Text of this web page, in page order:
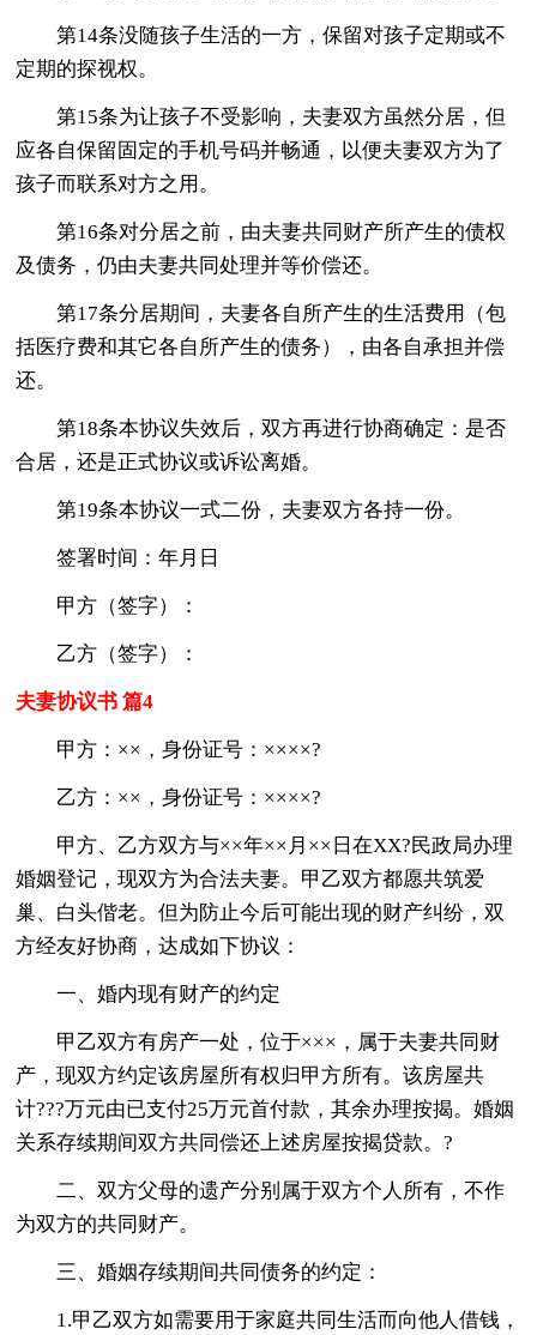
第14条没随孩子生活的一方，保留对孩子定期或不
定期的探视权。
第15条为让孩子不受影响，夫妻双方虽然分居，但
应各自保留固定的手机号码并畅通，以便夫妻双方为了
孩子而联系对方之用。
第16条对分居之前，由夫妻共同财产所产生的债权
及债务，仍由夫妻共同处理并等价偿还。
第17条分居期间，夫妻各自所产生的生活费用（包
括医疗费和其它各自所产生的债务），由各自承担并偿
还。
第18条本协议失效后，双方再进行协商确定：是否
合居，还是正式协议或诉讼离婚。
第19条本协议一式二份，夫妻双方各持一份。
签署时间：年月日
甲方（签字）：
乙方（签字）：
夫妻协议书 篇4
甲方：××，身份证号：××××?
乙方：××，身份证号：××××?
甲方、乙方双方与××年××月××日在XX?民政局办理
婚姻登记，现双方为合法夫妻。甲乙双方都愿共筑爱
巢、白头偕老。但为防止今后可能出现的财产纠纷，双
方经友好协商，达成如下协议：
一、婚内现有财产的约定
甲乙双方有房产一处，位于×××，属于夫妻共同财
产，现双方约定该房屋所有权归甲方所有。该房屋共
计???万元由已支付25万元首付款，其余办理按揭。婚姻
关系存续期间双方共同偿还上述房屋按揭贷款。?
二、双方父母的遗产分别属于双方个人所有，不作
为双方的共同财产。
三、婚姻存续期间共同债务的约定：
1.甲乙双方如需要用于家庭共同生活而向他人借钱，